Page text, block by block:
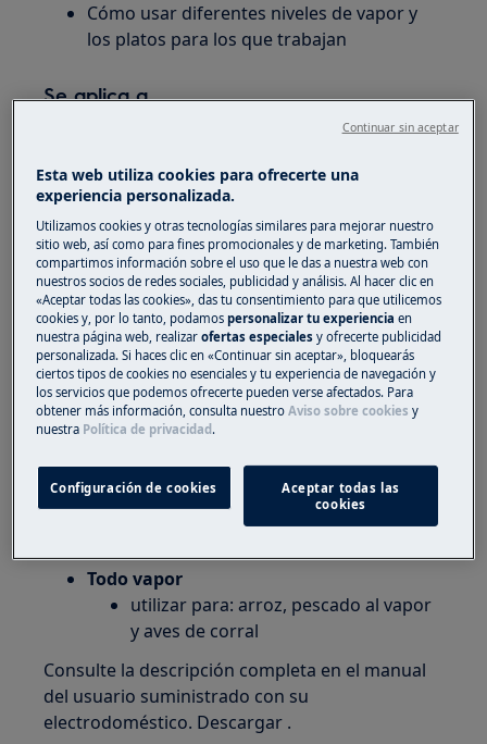
Cómo usar diferentes niveles de vapor y
los platos para los que trabajan
Se aplica a
Horno SteamBoost
Solución
1. Hay 4 niveles de vapor diferentes:
Humedad baja
utilizar para: filetes tiernos, pan
crujiente
Medio de humedad
utilizar para: guisos, gratinados y
Humedad alta
utilizar para: natillas, flanes y pasteles
Todo vapor
utilizar para: arroz, pescado al vapor
y aves de corral
Consulte la descripción completa en el manual
del usuario suministrado con su
electrodoméstico. Descargar .
Esta web utiliza cookies para ofrecerte una
experiencia personalizada.
Utilizamos cookies y otras tecnologías similares para mejorar nuestro
sitio web, así como para fines promocionales y de marketing. También
compartimos información sobre el uso que le das a nuestra web con
nuestros socios de redes sociales, publicidad y análisis. Al hacer clic en
«Aceptar todas las cookies», das tu consentimiento para que utilicemos
cookies y, por lo tanto, podamospersonalizar tu experienciaen
nuestra página web, realizarofertas especiales y ofrecerte publicidad
personalizada. Si haces clic en «Continuar sin aceptar», bloquearás
ciertos tipos de cookies no esenciales y tu experiencia de navegación y
los servicios que podemos ofrecerte pueden verse afectados. Para
obtener más información, consulta nuestroAviso sobre cookies y
nuestra Política de privacidad .
Configuración de cookies
Aceptar todas las
cookies
Continuar sin aceptar